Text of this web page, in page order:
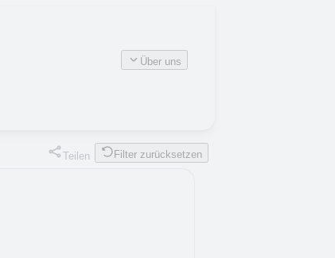
Über uns
Teilen Filter zurücksetzen